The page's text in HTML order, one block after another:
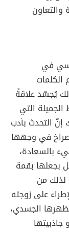
والتعاون
في
يُجسّد علاقةً
التي
إنّ التحدث بأدب
في وجهها
بالسعادة،
بجعلها بقمة
لذلك من
على زوجته
الجسدي،